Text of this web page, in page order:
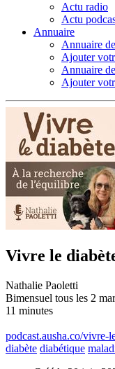
Actu radio
Actu
Annuaire
Annuaire
Ajouter
Annuaire
Ajouter
Vivre le
Nathalie Paoletti
Bimensuel tous les 2
11 minutes
podcast.ausha.co/vivre-
diabète diabétique